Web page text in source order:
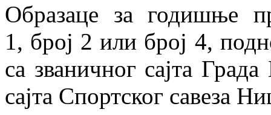
Образаце за годишње
1, број 2 или број 4,
са званичног сајта
сајта Спортског савеза